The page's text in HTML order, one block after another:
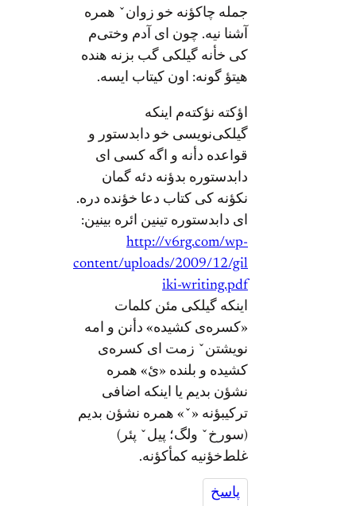
جمله چاکؤنه خو زوانˇ همره
آشنا نیه. چون ای آدم وختی‌م
کی خأنه گیلکی گب بزنه هنده
هیتؤ گونه: اون کیتاب ایسه.
اؤکته نؤکته‌م اینکه
گیلکی‌نویسی خو دابدستور و
قواعده دأنه و اگه کسی ای
دابدستوره بدؤنه دئه گمان
نکؤنه کی کتاب دعا خؤنده دره.
ای دابدستوره تینین ائره بینین:
http://v6rg.com/wp-
content/uploads/2009/12/gil
iki-writing.pdf
اینکه گیلکی مئن کلمات
«کسره‌ی کشیده» دأنن و امه
نویشتنˇ زمت ای کسره‌ی
کشیده و بلنده «ئ» همره
نشؤن بدیم یا اینکه اضافی
ترکیبؤنه «ˇ» همره نشؤن بدیم
(سورخˇ ولگ؛ پیلˇ پئر)
غلط‌خؤنیه کمأکؤنه.
پاسخ